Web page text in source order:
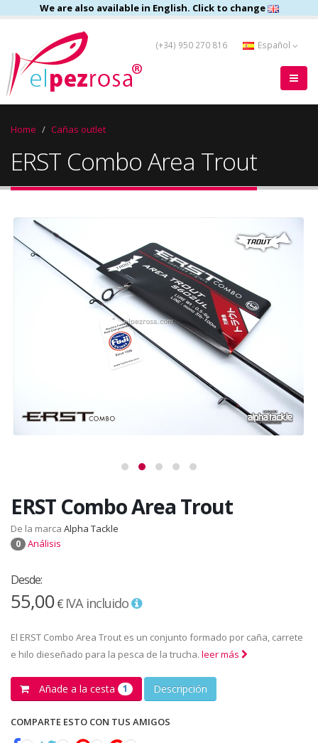
We are also available in English. Click to change
(+34) 950 270 816 Español
Home Cañas outlet
ERST Combo Area Trout
ERST Combo Area Trout
De la marca Alpha Tackle
0 Análisis
Desde:
55,00€ IVA incluido
El ERST Combo Area Trout es un conjunto formado por caña, carrete
e hilo dieseñado para la pesca de la trucha. leer más
Añade a la cesta 1 Descripción
COMPARTE ESTO CON TUS AMIGOS